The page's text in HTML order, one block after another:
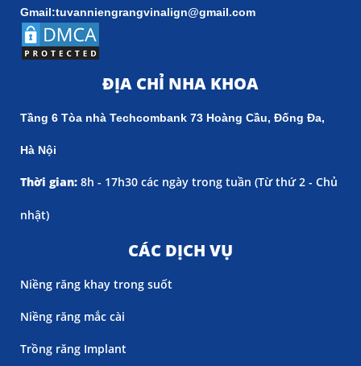
Gmail:tuvanniengrangvinalign@gmail.com
ĐỊA CHỈ NHA KHOA
Tầng 6 Tòa nhà Techcombank 73 Hoàng Cầu, Đống Đa,
Hà Nội
Thời gian: 8h - 17h30 các ngày trong tuần (Từ thứ 2 - Chủ
nhật)
CÁC DỊCH VỤ
Niềng răng khay trong suốt
Niềng răng mắc cài
Trồng răng Implant